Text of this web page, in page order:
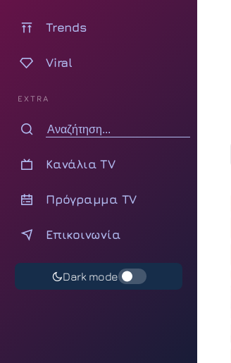
Trends
Viral
EXTRA
Κανάλια TV
Πρόγραμμα TV
Επικοινωνία
Dark mode